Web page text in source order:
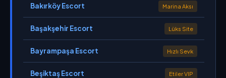
Bakırköy Escort Marina Aksı
Başakşehir Escort Lüks Site
Bayrampaşa Escort Hızlı Sevk
Beşiktaş Escort Etiler VIP